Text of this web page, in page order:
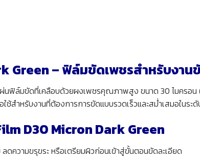
Green – ฟิล์มขัดเพชรสำหรับงาน
นฟิล์มขัดที่เคลือบด้วยผงเพชรคุณภาพสูง ขนาด 30 ไมครอน
ช้สำหรับงานที่ต้องการการขัดแบบรวดเร็วและสม่ำเสมอในระ
D30 Micron Dark Green
ดความขรุขระ หรือเตรียมผิวก่อนเข้าสู่ขั้นตอนขัดละเอียด